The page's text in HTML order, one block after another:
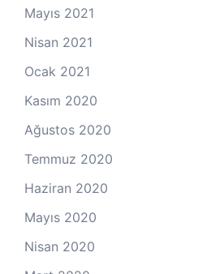
Mayıs 2021
Nisan 2021
Ocak 2021
Kasım 2020
Ağustos 2020
Temmuz 2020
Haziran 2020
Mayıs 2020
Nisan 2020